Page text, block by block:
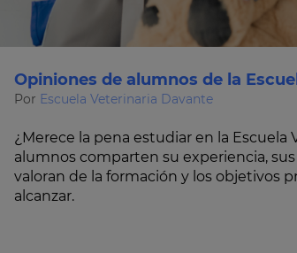
Opiniones de alumnos de la
Por Escuela Veterinaria Davante
¿Merece la pena estudiar en la Escuela
alumnos comparten su experiencia,
valoran de la formación y los objetivos
alcanzar.